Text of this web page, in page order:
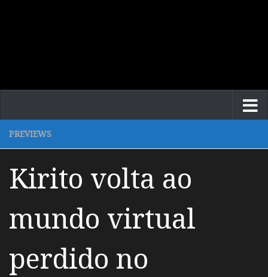
PREVIEWS
Kirito volta ao
mundo virtual
perdido no